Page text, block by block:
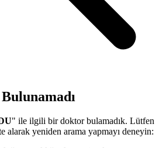
" ile ilgili bir doktor bulamadık. Lütfen
alarak yeniden arama yapmayı deneyin: